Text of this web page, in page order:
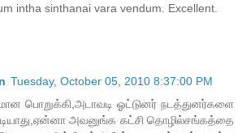
intha sinthanai vara vendum. Excellent.
Tuesday, October 05, 2010 8:37:00 PM
பொறுக்கி,அடாவடி ஓட்டுனர் நடத்துனர்களை
அவனுங்க கட்சி தொழில்சங்கத்தை